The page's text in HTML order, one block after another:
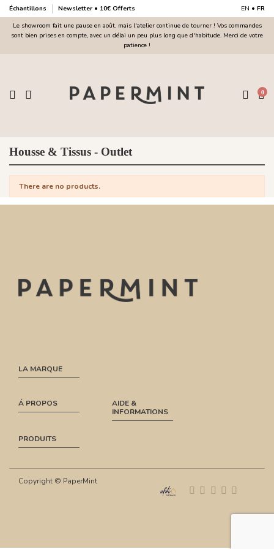
Échantillons Newsletter • 10€ Offerts EN • FR
Le showroom fait une pause en août, mais l'atelier continue de tourner ! Vos commandes
sont bien prises en compte, avec un délai un peu plus long que d'habitude. Merci de votre
patience !
0
Housse & Tissus - Outlet
There are no products.
LA MARQUE
Á PROPOS
AIDE &
INFORMATIONS
PRODUITS
Copyright © PaperMint